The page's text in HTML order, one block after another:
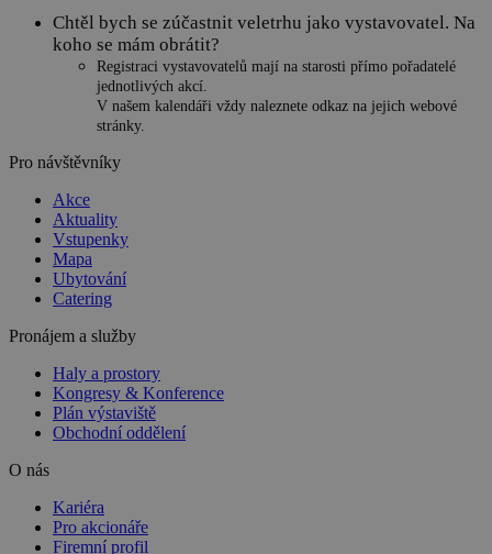
Chtěl bych se zúčastnit veletrhu jako vystavovatel. Na
koho se mám obrátit?
Registraci vystavovatelů mají na starosti přímo pořadatelé
jednotlivých akcí.
V našem kalendáři vždy naleznete odkaz na jejich webové
stránky.
Pro návštěvníky
Akce
Aktuality
Vstupenky
Mapa
Ubytování
Catering
Pronájem a služby
Haly a prostory
Kongresy & Konference
Plán výstaviště
Obchodní oddělení
O nás
Kariéra
Pro akcionáře
Firemní profil